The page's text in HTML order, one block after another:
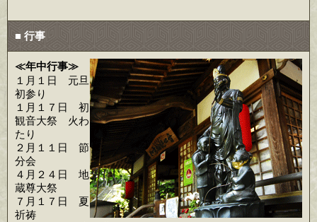
■ 行事
≪年中行事≫
１月１日 元旦
初参り
１月１７日 初
観音大祭 火わ
たり
２月１１日 節
分会
４月２４日 地
蔵尊大祭
７月１７日 夏
祈祷